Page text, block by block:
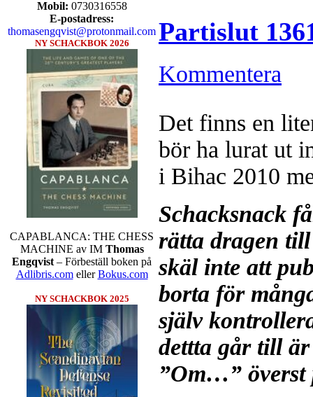
Mobil: 0730316558
E-postadress:
thomasengqvist@protonmail.com
NY SCHACKBOK 2026
CAPABLANCA: THE CHESS
MACHINE av IM Thomas
Engqvist – Förbeställ boken på
Adlibris.comellerBokus.com
NY SCHACKBOK 2025
Partislut
Kommentera
Det finns en
bör ha lurat ut
i Bihac 2010
Schacksnack
rätta dragen
skäl inte att
borta för
själv
dettta går till
”Om…” överst